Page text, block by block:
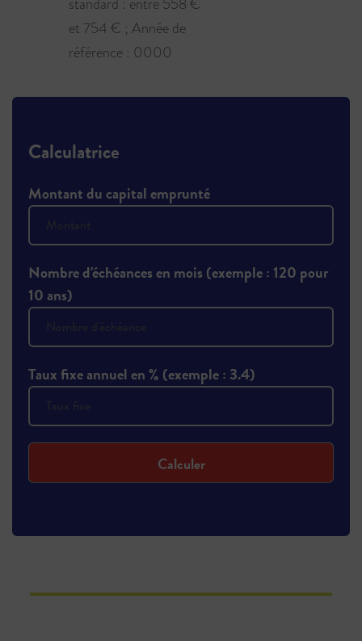
et 754 € ; Année de
référence : 0000
Calculatrice
Montant du capital emprunté
Nombre d'échéances en mois (exemple : 120 pour
10 ans)
Taux fixe annuel en % (exemple : 3.4)
Calculer